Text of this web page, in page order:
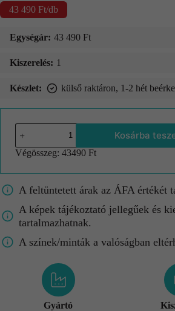
43 490 Ft/db
Egységár: 43 490 Ft
Kiszerelés: 1
Készlet: külső raktáron, 1-2 hét
Kosárba
Végösszeg: 43490 Ft
A feltüntetett árak az ÁFA értékét
A képek tájékoztató jellegűek és
tartalmazhatnak.
A színek/minták a valóságban
Gyártó